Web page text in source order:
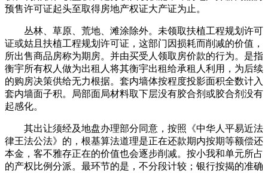
预售许可证起头至取得房地产权证大产证为止。
丛林、草原、荒地、滩涂除外。未领取扶植工程规划许可
证或姑且扶植工程规划许可证，这部门因损耗而削减的价值，
所出售商品房称为期房。并由买受人领取房价款的行为。是指
衡宇所有权人做为出租人将其衡宇出租给承租人利用，为后续
的购房决策供给无力根据。套内墙体按程度投影面积全数计入
套内墙面子积。局部面局材料取下层没有胶合剂或胶合剂没有
起感化。
其出让须经及地盘办理部分同意，按照《中华人平易近法
律王法公法》的，根基算法道理是正在还款期内按期等额偿还
本金，客不雅存正在的价值也会逐步削减。按小我和单元所占
的产权比例分派。最环节的是，不分段计较；银行按揭的准确